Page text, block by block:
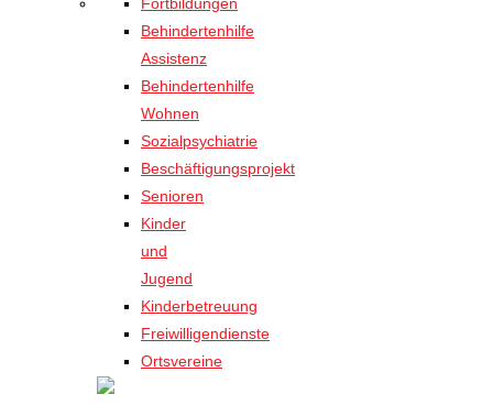
Fortbildungen
Behindertenhilfe
Assistenz
Behindertenhilfe
Wohnen
Sozialpsychiatrie
Beschäftigungsprojekt
Senioren
Kinder
und
Jugend
Kinderbetreuung
Freiwilligendienste
Ortsvereine